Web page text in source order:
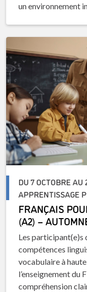
un environnement
DU 7 OCTOBRE AU
APPRENTISSAGE
FRANÇAIS
(A2) –
Les participant(e)s
compétences
vocabulaire à
l’enseignement du
compréhension